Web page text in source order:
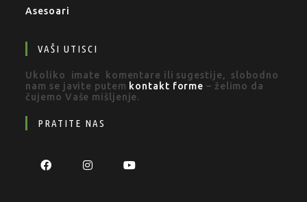
Asesoari
VAŠI UTISCI
Ukoliko imate komentare ili sugestije, slobodno
nam se javite putem kontakt forme – želimo da
čujemo Vaše mišljenje.
PRATITE NAS